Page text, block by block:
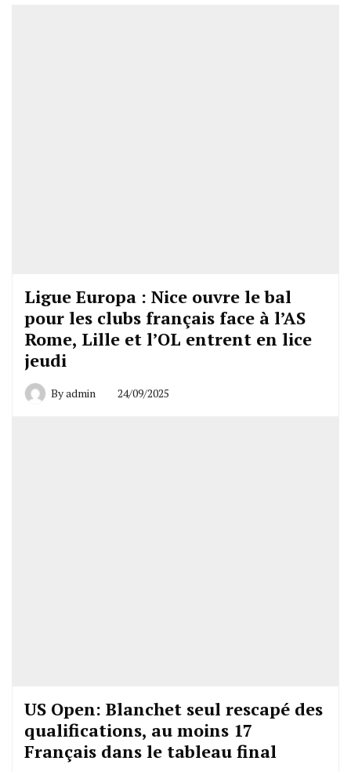
Ligue Europa : Nice ouvre le bal
pour les clubs français face à l’AS
Rome, Lille et l’OL entrent en lice
jeudi
Byadmin 24/09/2025
US Open: Blanchet seul rescapé des
qualifications, au moins 17
Français dans le tableau final